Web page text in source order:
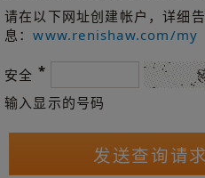
请在以下网址创建帐户，详细
息：www.renishaw.com/my
安全 *
输入显示的号码